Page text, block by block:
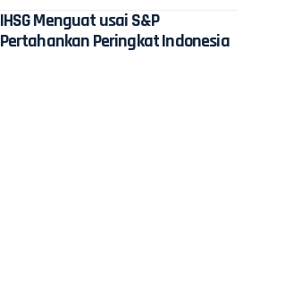
IHSG Menguat usai S&P
Pertahankan Peringkat Indonesia